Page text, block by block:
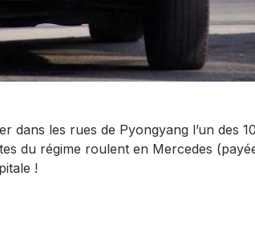
dans les rues de Pyongyang l’un des
du régime roulent en Mercedes
!